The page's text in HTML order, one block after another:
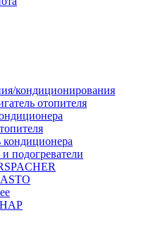
кондиционирования
отопителя
подогреватели